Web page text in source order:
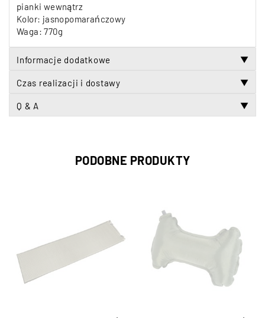
pianki wewnątrz
Kolor: jasnopomarańczowy
Waga: 770g
Informacje dodatkowe ▼
Czas realizacji i dostawy ▼
Q & A ▼
PODOBNE PRODUKTY